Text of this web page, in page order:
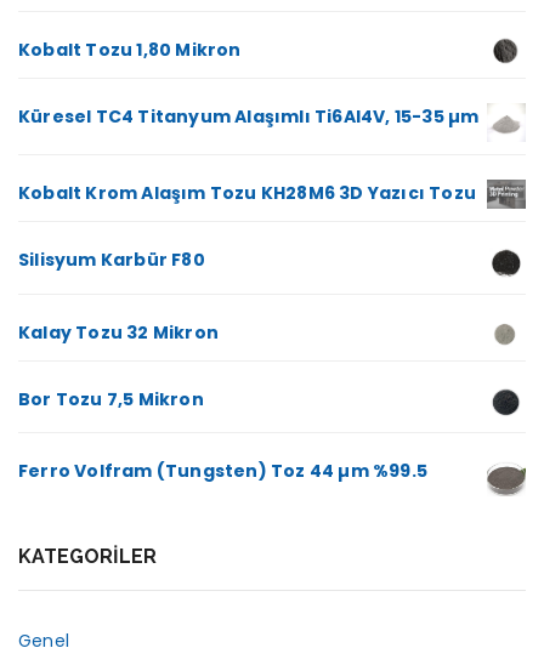
Kobalt Tozu 1,80 Mikron
Küresel TC4 Titanyum Alaşımlı Ti6Al4V, 15-35 µm
Kobalt Krom Alaşım Tozu KH28M6 3D Yazıcı Tozu
Silisyum Karbür F80
Kalay Tozu 32 Mikron
Bor Tozu 7,5 Mikron
Ferro Volfram (Tungsten) Toz 44 µm %99.5
KATEGORILER
Genel